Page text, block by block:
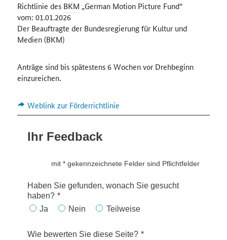
Richtlinie des BKM „German Motion Picture Fund“
vom: 01.01.2026
Der Beauftragte der Bundesregierung für Kultur und
Medien (BKM)
Anträge sind bis spätestens 6 Wochen vor Drehbeginn
einzureichen.
Weblink zur Förderrichtlinie